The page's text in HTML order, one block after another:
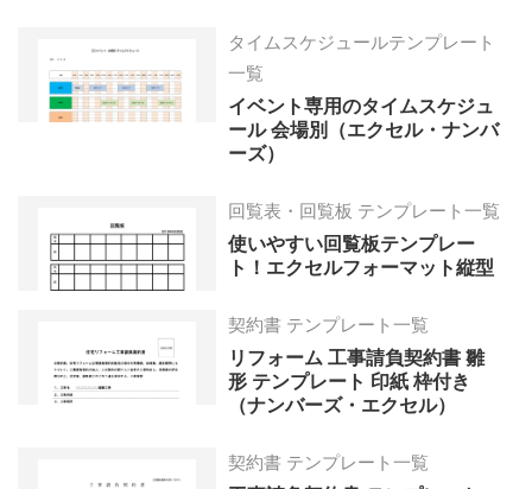
タイムスケジュールテンプレート
一覧
イベント専用のタイムスケジュ
ール 会場別（エクセル・ナンバ
ーズ）
回覧表・回覧板 テンプレート一覧
使いやすい回覧板テンプレー
ト！エクセルフォーマット縦型
契約書 テンプレート一覧
リフォーム 工事請負契約書 雛
形 テンプレート 印紙 枠付き
（ナンバーズ・エクセル）
契約書 テンプレート一覧